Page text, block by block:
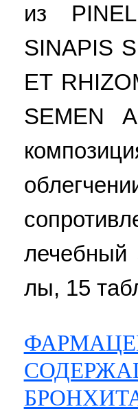
из
SINAPIS
ET
SEMEN
лы, 15